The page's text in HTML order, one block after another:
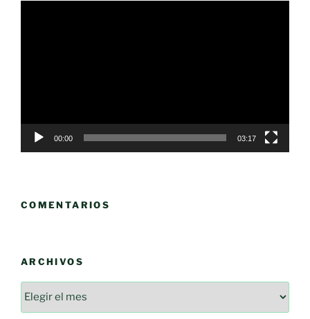
00:00 03:17
COMENTARIOS
ARCHIVOS
Archivos